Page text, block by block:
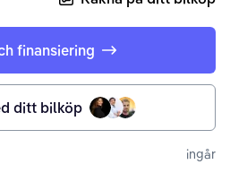
example
finansiering
ditt bilköp
ingår